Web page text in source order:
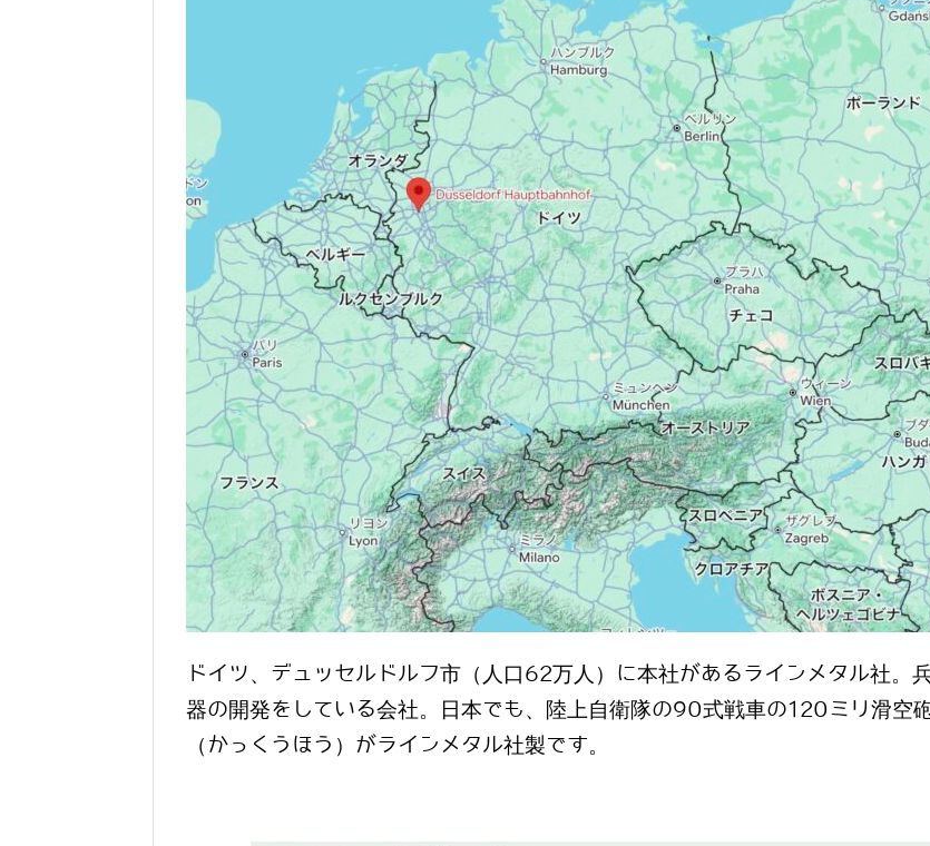
ドイツ、デュッセルドルフ市（人口62万人）に本社があるラインメタル社。
器の開発をしている会社。日本でも、陸上自衛隊の90式戦車の120ミリ滑空
（かっくうほう）がラインメタル社製です。